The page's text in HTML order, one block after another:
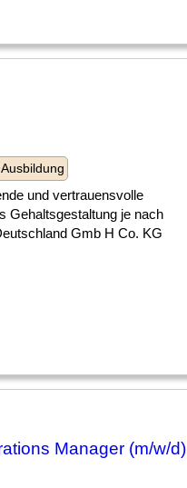
und vertrauensvolle
Gehaltsgestaltung je nach
Gmb H Co. KG
Manager (m/w/d)